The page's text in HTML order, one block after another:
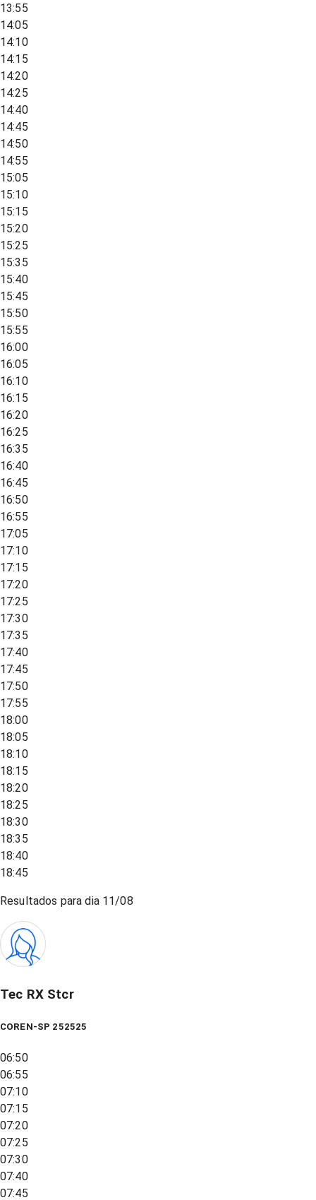
13:55
14:05
14:10
14:15
14:20
14:25
14:40
14:45
14:50
14:55
15:05
15:10
15:15
15:20
15:25
15:35
15:40
15:45
15:50
15:55
16:00
16:05
16:10
16:15
16:20
16:25
16:35
16:40
16:45
16:50
16:55
17:05
17:10
17:15
17:20
17:25
17:30
17:35
17:40
17:45
17:50
17:55
18:00
18:05
18:10
18:15
18:20
18:25
18:30
18:35
18:40
18:45
Resultados para dia 11/08
Tec RX Stcr
COREN-SP 252525
06:50
06:55
07:10
07:15
07:20
07:25
07:30
07:40
07:45